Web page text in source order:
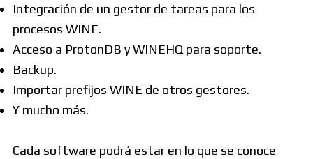
Integración de un gestor de tareas para los
procesos WINE.
Acceso a ProtonDB y WINEHQ para soporte.
Backup.
Importar prefijos WINE de otros gestores.
Y mucho más.
Cada software podrá estar en lo que se conoce